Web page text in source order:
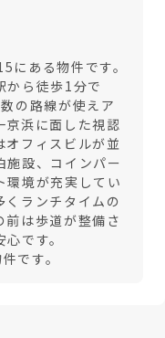
ある物件です。
から徒歩1分で
の路線が使えア
京浜に面した視認
オフィスビルが並
施設、コインパー
環境が充実してい
ランチタイムの
は歩道が整備さ
です。
です。